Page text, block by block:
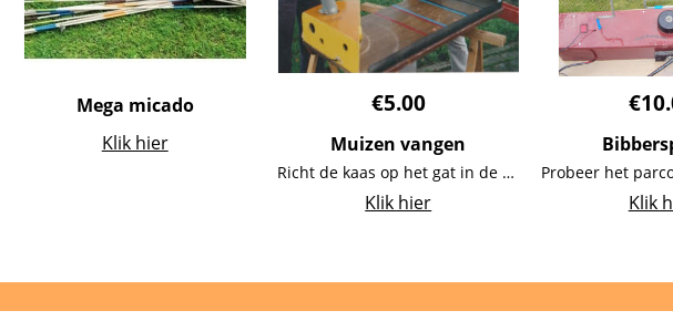
Mega micado
Klik hier
€5.00
Muizen vangen
Richt de kaas op het gat in de muur, probeer ze veilig naar hun holletje te laten rollen. Pasop voor de muizenvaner deze probeert ze te vangen.
Klik hier
Koop nu
€
Klik
Koop nu